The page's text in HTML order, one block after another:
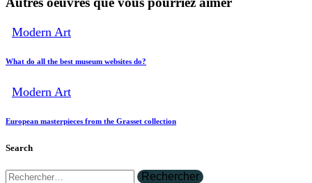
Modern Art
What do all the best museum websites do?
Modern Art
European masterpieces from the Grasset collection
Search